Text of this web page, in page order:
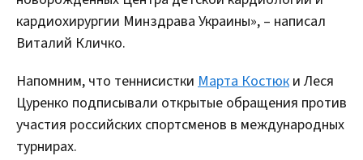
кардиохирургии Минздрава Украины», – написал
Виталий Кличко.
Напомним, что теннисистки Марта Костюк и Леся
Цуренко подписывали открытые обращения против
участия российских спортсменов в международных
турнирах.